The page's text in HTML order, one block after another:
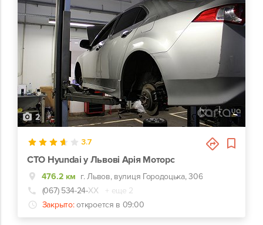
2
3.7
СТО Hyundai у Львові Арія Моторс
476.2 км г. Львов, вулиця Городоцька, 306
(067) 534-24-ХХ
+ еще 2
Закрыто: откроется в 09:00